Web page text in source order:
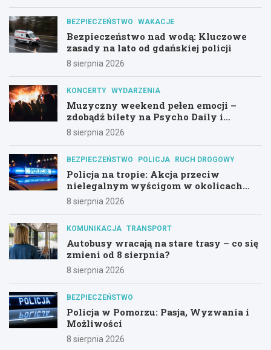
BEZPIECZEŃSTWO WAKACJE
Bezpieczeństwo nad wodą: Kluczowe
zasady na lato od gdańskiej policji
8 sierpnia 2026
KONCERTY WYDARZENIA
Muzyczny weekend pełen emocji –
zdobądź bilety na Psycho Daily i
Alternatywny Las!
8 sierpnia 2026
BEZPIECZEŃSTWO POLICJA RUCH DROGOWY
Policja na tropie: Akcja przeciw
nielegalnym wyścigom w okolicach
Hali Olivia
8 sierpnia 2026
KOMUNIKACJA TRANSPORT
Autobusy wracają na stare trasy – co się
zmieni od 8 sierpnia?
8 sierpnia 2026
BEZPIECZEŃSTWO
Policja w Pomorzu: Pasja, Wyzwania i
Możliwości
8 sierpnia 2026